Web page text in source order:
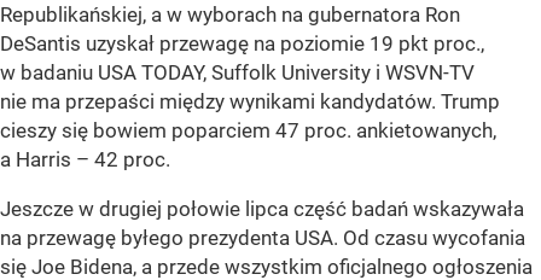
Republikańskiej, a w wyborach na gubernatora Ron
DeSantis uzyskał przewagę na poziomie 19 pkt proc.,
w badaniu USA TODAY, Suffolk University i WSVN-TV
nie ma przepaści między wynikami kandydatów. Trump
cieszy się bowiem poparciem 47 proc. ankietowanych,
a Harris – 42 proc.
Jeszcze w drugiej połowie lipca część badań wskazywała
na przewagę byłego prezydenta USA. Od czasu wycofania
się Joe Bidena, a przede wszystkim oficjalnego ogłoszenia